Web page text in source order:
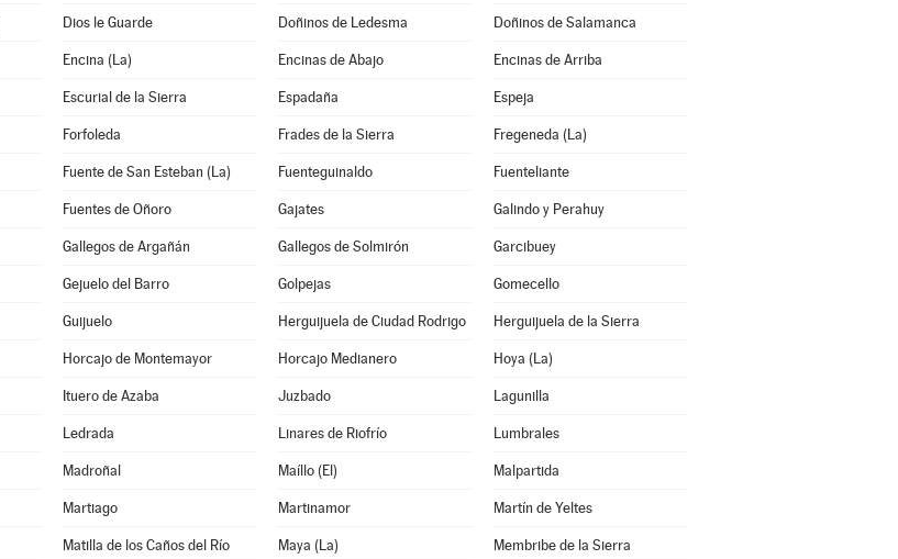
Dios le Guarde Doñinos de Ledesma Doñinos de Salamanca
Encina (La) Encinas de Abajo Encinas de Arriba
Escurial de la Sierra Espadaña Espeja
Forfoleda Frades de la Sierra Fregeneda (La)
Fuente de San Esteban (La) Fuenteguinaldo Fuenteliante
Fuentes de Oñoro Gajates Galindo y Perahuy
Gallegos de Argañán Gallegos de Solmirón Garcibuey
Gejuelo del Barro Golpejas Gomecello
Guijuelo Herguijuela de Ciudad Rodrigo Herguijuela de la Sierra
Horcajo de Montemayor Horcajo Medianero Hoya (La)
Ituero de Azaba Juzbado Lagunilla
Ledrada Linares de Riofrío Lumbrales
Madroñal Maíllo (El) Malpartida
Martiago Martinamor Martín de Yeltes
Matilla de los Caños del Río Maya (La) Membribe de la Sierra